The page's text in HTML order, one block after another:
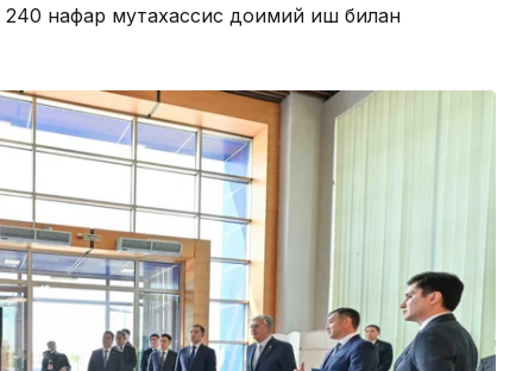
240 нафар мутахассис доимий иш билан